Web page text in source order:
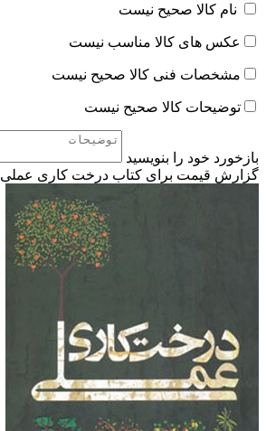
نام کالا صحیح نیست
عکس های کالا مناسب نیست
مشخصات فنی کالا صحیح نیست
توضیحات کالا صحیح نیست
بازخورد خود را بنویسید
گزارش قیمت برای کتاب درخت کاری عملی